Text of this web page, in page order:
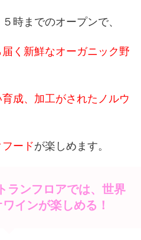
時までのオープンで、
く新鮮なオーガニック野
成、加工がされたノルウ
ードが楽しめます。
ランフロアでは、世界
インが楽しめる！